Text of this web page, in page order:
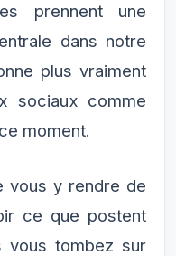
prennent une
dans notre
plus vraiment
sociaux comme
moment.
vous y rendre de
ce que postent
vous tombez sur